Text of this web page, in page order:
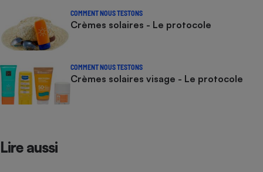
COMMENT NOUS TESTONS
Crèmes solaires - Le protocole
COMMENT NOUS TESTONS
Crèmes solaires visage - Le protocole
Lire aussi